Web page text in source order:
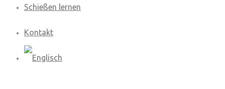
Schießen lernen
Kontakt